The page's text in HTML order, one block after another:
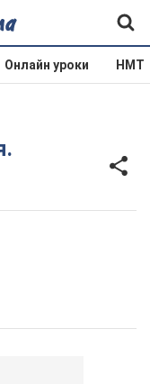
Онлайн уроки НМТ